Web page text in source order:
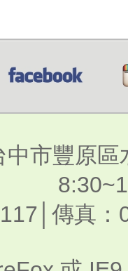
中市豐原
傳真